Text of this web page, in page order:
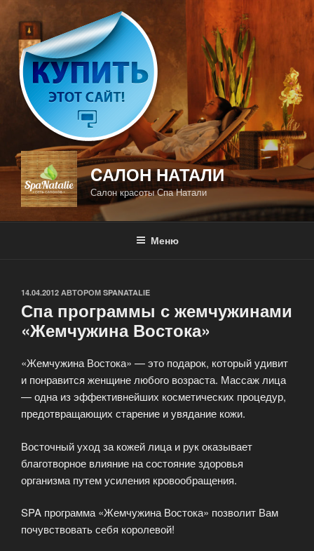
Перейти
содержимому
CАЛОН НАТАЛИ
Салон красоты Спа Натали
Меню
ОПУБЛИКОВАНО
14.04.2012 АВТОРОМ SPANATALIE
Спа программы с жемчужинами
«Жемчужина Востока»
«Жемчужина Востока» — это подарок, который удивит
и понравится женщине любого возраста. Массаж лица
— одна из эффективнейших косметических процедур,
предотвращающих старение и увядание кожи.
Восточный уход за кожей лица и рук оказывает
благотворное влияние на состояние здоровья
организма путем усиления кровообращения.
SPA программа «Жемчужина Востока» позволит Вам
почувствовать себя королевой!